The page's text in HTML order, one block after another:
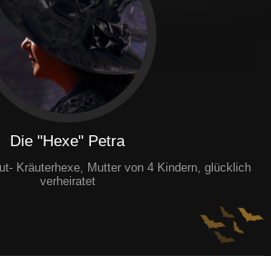
Die "Hexe" Petra
Kräuterhexe, Mutter von 4 Kindern, glücklich
verheiratet